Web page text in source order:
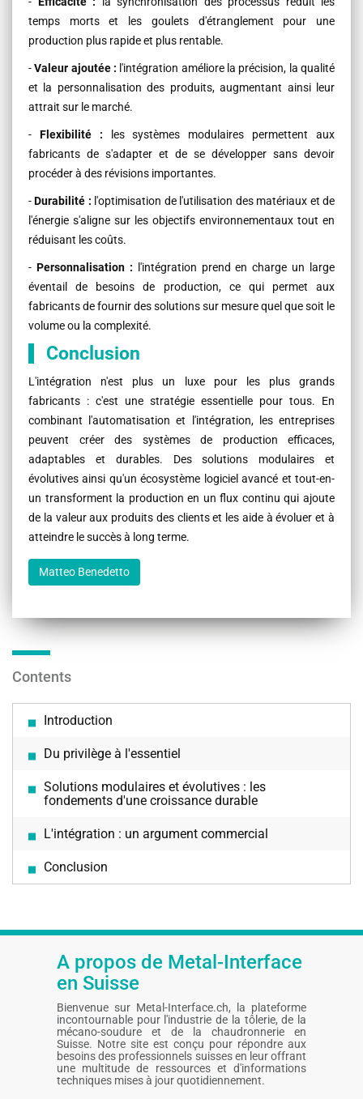
temps morts et les goulets d'étranglement pour une
production plus rapide et plus rentable.
-Valeur ajoutée : l'intégration améliore la précision, la qualité
et la personnalisation des produits, augmentant ainsi leur
attrait sur le marché.
- Flexibilité : les systèmes modulaires permettent aux
fabricants de s'adapter et de se développer sans devoir
procéder à des révisions importantes.
-Durabilité : l'optimisation de l'utilisation des matériaux et de
l'énergie s'aligne sur les objectifs environnementaux tout en
réduisant les coûts.
- Personnalisation : l'intégration prend en charge un large
éventail de besoins de production, ce qui permet aux
fabricants de fournir des solutions sur mesure quel que soit le
volume ou la complexité.
Conclusion
L'intégration n'est plus un luxe pour les plus grands
fabricants : c'est une stratégie essentielle pour tous. En
combinant l'automatisation et l'intégration, les entreprises
peuvent créer des systèmes de production efficaces,
adaptables et durables. Des solutions modulaires et
évolutives ainsi qu'un écosystème logiciel avancé et tout-en-
un transforment la production en un flux continu qui ajoute
de la valeur aux produits des clients et les aide à évoluer et à
atteindre le succès à long terme.
Matteo Benedetto
Contents
Introduction
Du privilège à l'essentiel
Solutions modulaires et évolutives : les
fondements d'une croissance durable
L'intégration : un argument commercial
Conclusion
A propos de Metal-Interface
en Suisse
Bienvenue sur Metal-Interface.ch, la plateforme
incontournable pour l'industrie de la tôlerie, de la
mécano-soudure et de la chaudronnerie en
Suisse. Notre site est conçu pour répondre aux
besoins des professionnels suisses en leur offrant
une multitude de ressources et d'informations
techniques mises à jour quotidiennement.